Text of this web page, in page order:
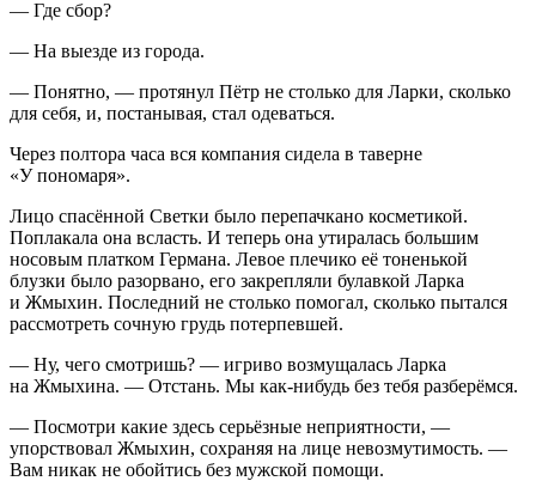
— Где сбор?
— На выезде из города.
— Понятно, — протянул Пётр не столько для Ларки, сколько
для себя, и, постанывая, стал одеваться.
Через полтора часа вся компания сидела в таверне
«У пономаря».
Лицо спасённой Светки было перепачкано косметикой.
Поплакала она всласть. И теперь она утиралась большим
носовым платком Германа. Левое плечико её тоненькой
блузки было разорвано, его закрепляли булавкой Ларка
и Жмыхин. Последний не столько помогал, сколько пытался
рассмотреть сочную грудь потерпевшей.
— Ну, чего смотришь? — игриво возмущалась Ларка
на Жмыхина. — Отстань. Мы как-нибудь без тебя разберёмся.
— Посмотри какие здесь серьёзные неприятности, —
упорствовал Жмыхин, сохраняя на лице невозмутимость. —
Вам никак не обойтись без мужской помощи.